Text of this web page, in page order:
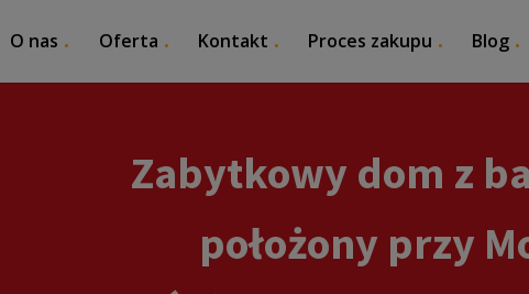
O nas Oferta Kontakt Proces zakupu Blog
Zabytkowy dom z
położony przy